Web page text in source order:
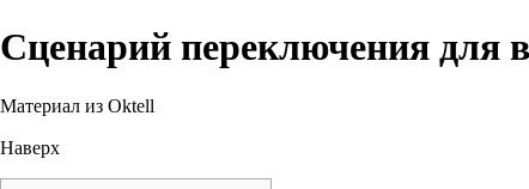
Сценарий переключения для
Материал из Oktell
Наверх